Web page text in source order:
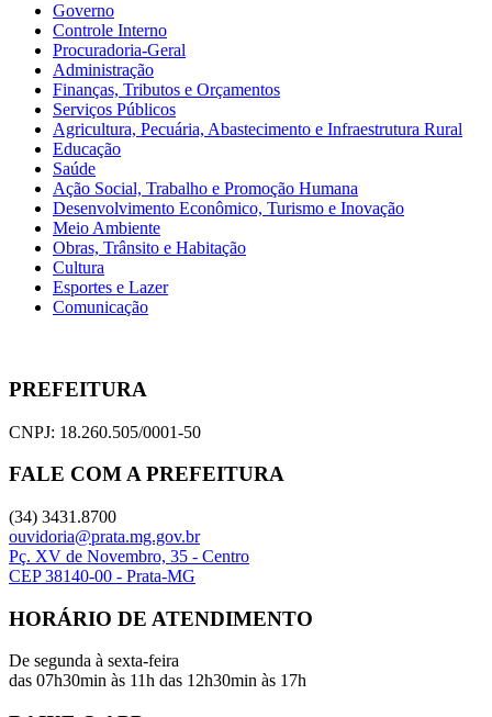
Governo
Controle Interno
Procuradoria-Geral
Administração
Finanças, Tributos e Orçamentos
Serviços Públicos
Agricultura, Pecuária, Abastecimento e Infraestrutura Rural
Educação
Saúde
Ação Social, Trabalho e Promoção Humana
Desenvolvimento Econômico, Turismo e Inovação
Meio Ambiente
Obras, Trânsito e Habitação
Cultura
Esportes e Lazer
Comunicação
PREFEITURA
CNPJ: 18.260.505/0001-50
FALE COM A PREFEITURA
(34) 3431.8700
ouvidoria@prata.mg.gov.br
Pç. XV de Novembro, 35 - Centro
CEP 38140-00 - Prata-MG
HORÁRIO DE ATENDIMENTO
De segunda à sexta-feira
das 07h30min às 11h das 12h30min às 17h